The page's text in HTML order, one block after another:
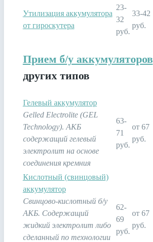
Утилизация аккумулятора
от гироскутера
23-
32
руб.
33-42
руб.
Прием б/у аккумуляторов
других типов
Гелевый аккумулятор
Gelled Electrolite (GEL
Technology). АКБ
содержащий гелевый
электролит на основе
соединения кремния
63-
71
руб.
от 67
руб.
Кислотный (свинцовый)
аккумулятор
Свинцово-кислотный б/у
АКБ. Содержащий
жидкий электролит либо
сделанный по технологии
62-
69
руб.
от 67
руб.